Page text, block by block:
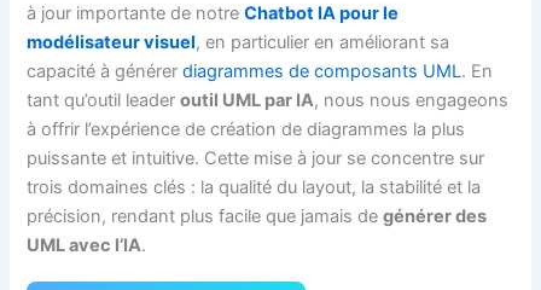
à jour importante de notreChatbot IA pour le
modélisateur visuel, en particulier en améliorant sa
capacité à générerdiagrammes de composants UML. En
tant qu’outil leaderoutil UML par IA, nous nous engageons
à offrir l’expérience de création de diagrammes la plus
puissante et intuitive. Cette mise à jour se concentre sur
trois domaines clés : la qualité du layout, la stabilité et la
précision, rendant plus facile que jamais degénérer des
UML avec l’IA.